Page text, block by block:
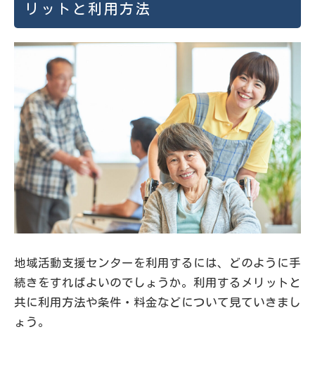
リットと利用方法
地域活動支援センターを利用するには、どのように手
続きをすればよいのでしょうか。利用するメリットと
共に利用方法や条件・料金などについて見ていきまし
ょう。